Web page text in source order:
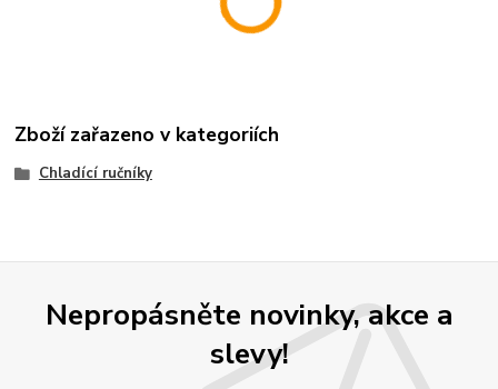
Zboží zařazeno v kategoriích
Chladící ručníky
Nepropásněte novinky, akce a
slevy!